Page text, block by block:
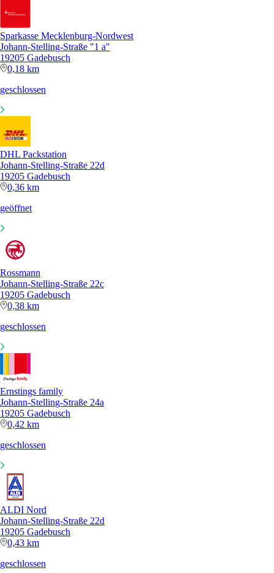
Sparkasse Mecklenburg-Nordwest
Johann-Stelling-Straße "1 a"
19205 Gadebusch
0,18 km
geschlossen
DHL Packstation
Johann-Stelling-Straße 22d
19205 Gadebusch
0,36 km
geöffnet
Rossmann
Johann-Stelling-Straße 22c
19205 Gadebusch
0,38 km
geschlossen
Ernstings family
Johann-Stelling-Straße 24a
19205 Gadebusch
0,42 km
geschlossen
ALDI Nord
Johann-Stelling-Straße 22d
19205 Gadebusch
0,43 km
geschlossen